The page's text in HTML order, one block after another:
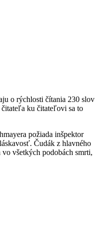
o rýchlosti čítania 230 slov
ku čitateľovi sa to
požiada inšpektor
Čudák z hlavného
všetkých podobách smrti,